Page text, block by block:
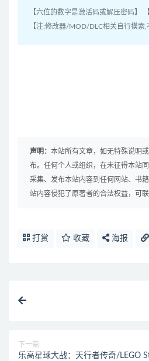
【六位的数字是激活码或解压密码】
【注:修改器/MOD/DLC相关自行摸索,
声明： 本站所有文章，如无特殊说明
布。任何个人或组织，在未征得本站
采集、发布本站内容到任何网站、书
站内容侵犯了原著者的合法权益，可联
打赏 收藏 海报
下一篇
乐高星球大战：天行者传奇/LEGO